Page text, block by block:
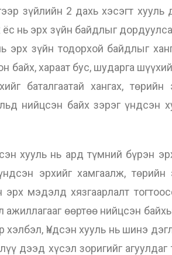
зүйлийн 2 дахь хэсэгт хууль
нь эрх зүйн байдлыг
эрх зүйн тодорхой байдлыг
байх, хараат бус, шударга
баталгаатай хангах,
нийцсэн байх зэрэг үндсэн
хууль нь ард түмний бүрэн
эрхийг хамгаалж,
мэдэлд хязгаарлалт
өөртөө нийцсэн
Үндсэн хууль нь шинэ
дээд хүсэл зоригийг агуулдаг